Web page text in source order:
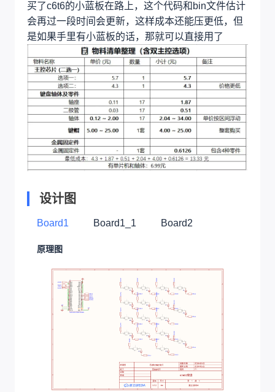
买了c6t6的小蓝板在路上，这个代码和bin文件估计
会再过一段时间会更新，这样成本还能压更低，但
是如果手里有小蓝板的话，那就可以直接用了
设计图
Board1 Board1_1 Board2
原理图